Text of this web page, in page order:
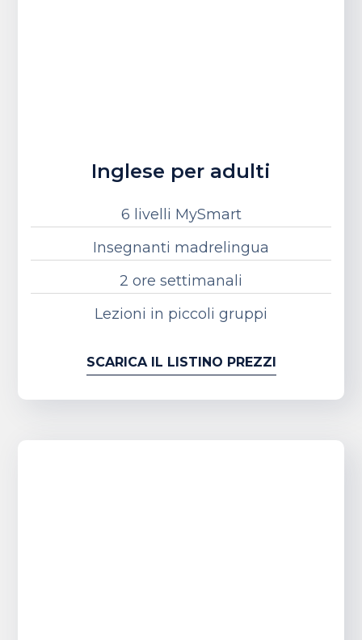
Inglese per adulti
6 livelli MySmart
Insegnanti madrelingua
2 ore settimanali
Lezioni in piccoli gruppi
SCARICA IL LISTINO PREZZI